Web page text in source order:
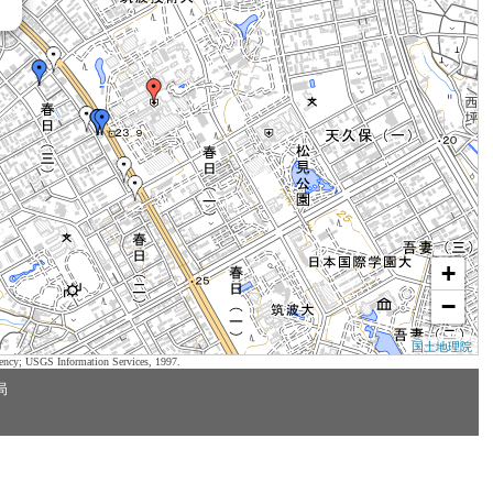
+
−
国土地理院
USGS Information Services, 1997.